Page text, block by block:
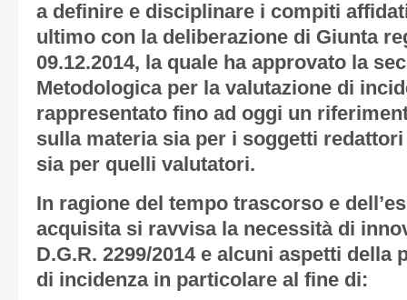
a definire e disciplinare i compiti
ultimo con la deliberazione di Giunta
09.12.2014, la quale ha approvato la
Metodologica per la valutazione di
rappresentato fino ad oggi un
sulla materia sia per i soggetti
sia per quelli valutatori.
In ragione del tempo trascorso e
acquisita si ravvisa la necessità di
D.G.R. 2299/2014 e alcuni aspetti della
di incidenza in particolare al fine di: